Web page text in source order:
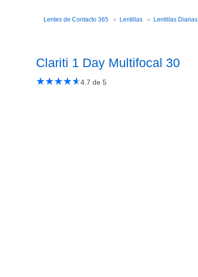
Lentes de Contacto 365 Lentillas Lentillas Diarias
Clariti 1 Day Multifocal 30
★★★★★
☆☆☆☆☆4.7 de 5